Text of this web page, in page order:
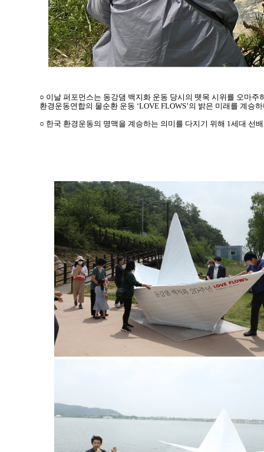
○ 이날 퍼포먼스는 동강댐 백지화 운동 당시의 뗏목 시위를 오마
환경운동연합의 물순환 운동 ‘LOVE FLOWS’의 밝은 미래를 계
○ 한국 환경운동의 명맥을 계승하는 의미를 다지기 위해 1세대 선